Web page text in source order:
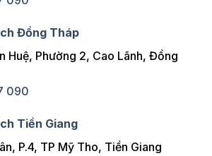
Đồng Tháp
Huệ, Phường 2, Cao Lãnh, Đồng
090
Tiền Giang
P.4, TP Mỹ Tho, Tiền Giang